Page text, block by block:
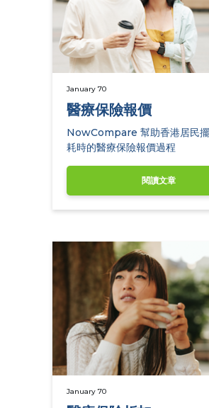
January 70
醫療保險報價
NowCompare 幫助香港居民擺
耗時的醫療保險報價過程
閱讀文章
January 70